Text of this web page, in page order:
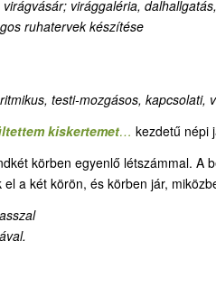
virággaléria,
ruhatervek készítése
testi-mozgásos, kapcsolati,
kiskertemet… kezdetű népi
körben egyenlő létszámmal. A
a két körön, és körben jár,